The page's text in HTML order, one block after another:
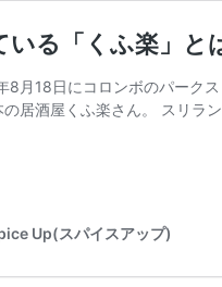
る「くふ楽」と
8月18日にコロンボのパーク
の居酒屋くふ楽さん。 スリラ
Up(スパイスアップ)